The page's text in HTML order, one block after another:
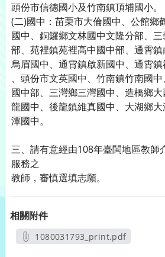
頭份市信德國小及竹南鎮頂埔國小。
(二)國中：苗栗市大倫國中、公館鄉
國中、銅鑼鄉文林國中文隆分部、
部、苑裡鎮苑裡高中國中部、通霄
烏眉國中、通霄鎮啟新國中、通霄
、頭份市文英國中、竹南鎮竹南國
國中部、三灣鄉三灣國中、造橋鄉
龍國中、後龍鎮維真國中、大湖鄉
潭國中。
三、請有意經由108年臺閩地區教師
服務之
教師，審慎選填志願。
相關附件
1080031793_print.pdf